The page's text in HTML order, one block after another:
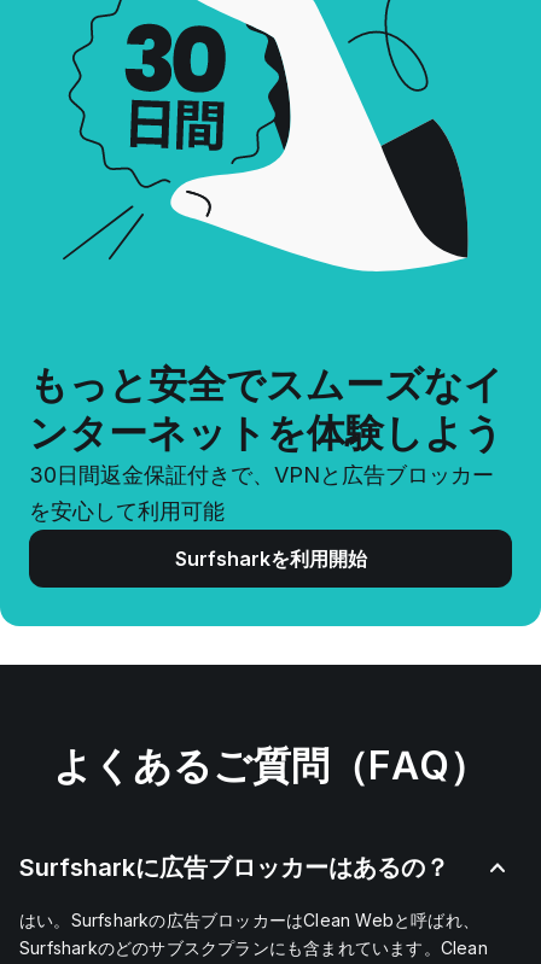
もっと安全でスムーズなイ
ンターネットを体験しよう
30日間返金保証付きで、VPNと広告ブロッカー
を安心して利用可能
Surfsharkを利用開始
よくあるご質問（FAQ）
Surfsharkに広告ブロッカーはあるの？
はい。Surfsharkの広告ブロッカーはClean Webと呼ばれ、
Surfsharkのどのサブスクプランにも含まれています。Clean